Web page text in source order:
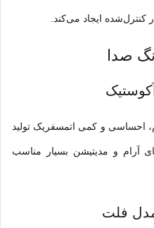
ایجاد می‌کند.
احساسی و کمی اتمسفریک تولید
آرام و مدیتیشن بسیار مناسب